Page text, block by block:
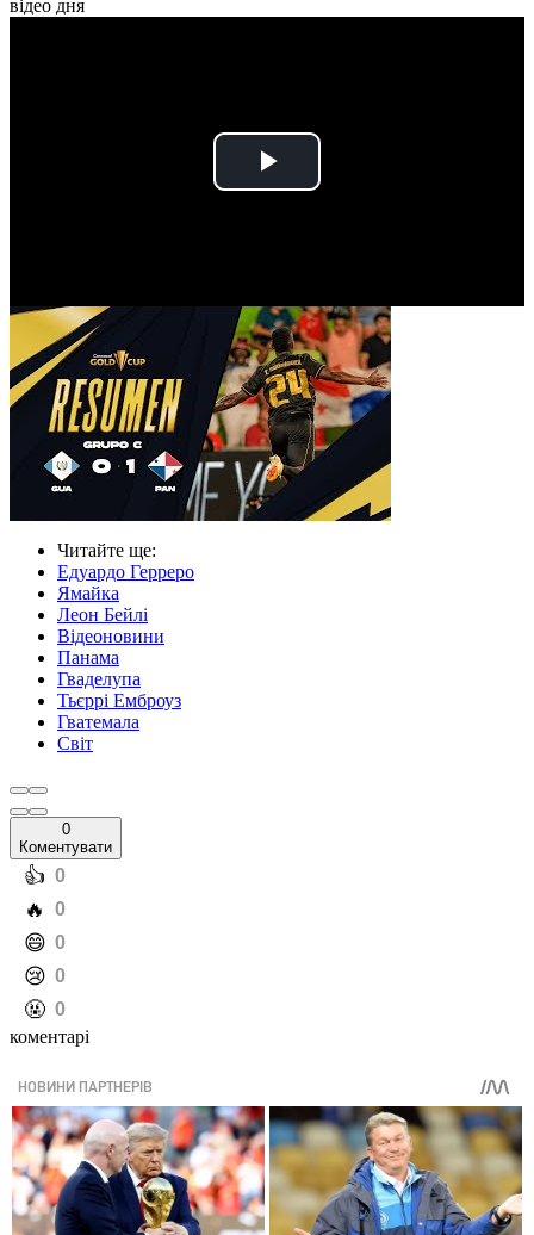
відео дня
Play
Читайте ще:
Едуардо Герреро
Ямайка
Леон Бейлі
Відеоновини
Панама
Гваделупа
Тьєррі Емброуз
Гватемала
Світ
0
Коментувати
️👍 0
️🔥 0
️😄 0
️😢 0
️🤬 0
коментарі